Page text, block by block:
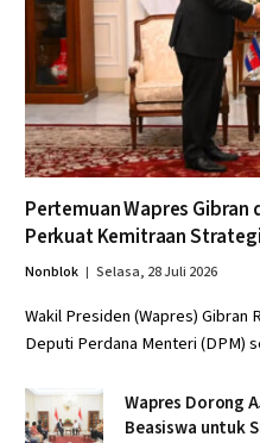
Pertemuan Wapres Gibran
Perkuat Kemitraan
Nonblok Selasa, 28 Juli 2026
Wakil Presiden (Wapres) Gibran
Deputi Perdana Menteri (DPM)
Wapres Dorong
Beasiswa untuk